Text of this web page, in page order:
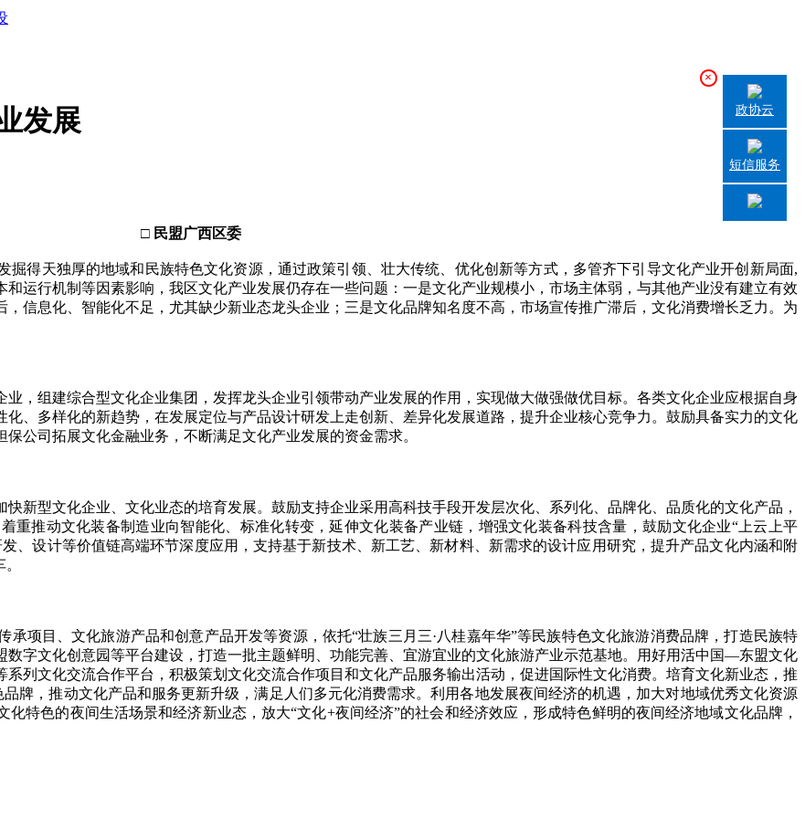
发展
□ 民盟广西区委
天独厚的地域和民族特色文化资源，通过政策引领、壮大传统、优化创新等方式，多管齐下引导文化产业开创新局面,
运行机制等因素影响，我区文化产业发展仍存在一些问题：一是文化产业规模小，市场主体弱，与其他产业没有建立有效
信息化、智能化不足，尤其缺少新业态龙头企业；三是文化品牌知名度不高，市场宣传推广滞后，文化消费增长乏力。为
组建综合型文化企业集团，发挥龙头企业引领带动产业发展的作用，实现做大做强做优目标。各类文化企业应根据自身
、多样化的新趋势，在发展定位与产品设计研发上走创新、差异化发展道路，提升企业核心竞争力。鼓励具备实力的文化
公司拓展文化金融业务，不断满足文化产业发展的资金需求。
型文化企业、文化业态的培育发展。鼓励支持企业采用高科技手段开发层次化、系列化、品牌化、品质化的文化产品，
重推动文化装备制造业向智能化、标准化转变，延伸文化装备产业链，增强文化装备科技含量，鼓励文化企业“上云上平
、设计等价值链高端环节深度应用，支持基于新技术、新工艺、新材料、新需求的设计应用研究，提升产品文化内涵和附
目、文化旅游产品和创意产品开发等资源，依托“壮族三月三·八桂嘉年华”等民族特色文化旅游消费品牌，打造民族特
字文化创意园等平台建设，打造一批主题鲜明、功能完善、宜游宜业的文化旅游产业示范基地。用好用活中国—东盟文化
列文化交流合作平台，积极策划文化交流合作项目和文化产品服务输出活动，促进国际性文化消费。培育文化新业态，推
品牌，推动文化产品和服务更新升级，满足人们多元化消费需求。利用各地发展夜间经济的机遇，加大对地域优秀文化资源
特色的夜间生活场景和经济新业态，放大“文化+夜间经济”的社会和经济效应，形成特色鲜明的夜间经济地域文化品牌，
×
政协云
短信服务